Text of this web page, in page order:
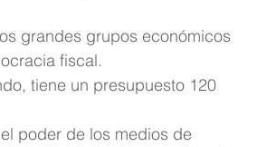
grandes grupos económicos
fiscal.
tiene un presupuesto 120
poder de los medios de